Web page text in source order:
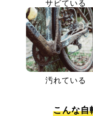
サビている
汚れている
こんな自